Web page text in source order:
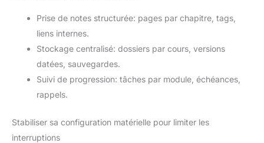
Prise de notes structurée: pages par chapitre, tags,
liens internes.
Stockage centralisé: dossiers par cours, versions
datées, sauvegardes.
Suivi de progression: tâches par module, échéances,
rappels.
Stabiliser sa configuration matérielle pour limiter les
interruptions